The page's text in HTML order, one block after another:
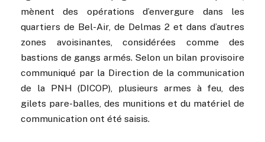
mènent des opérations d’envergure dans les
quartiers de Bel-Air, de Delmas 2 et dans d’autres
zones avoisinantes, considérées comme des
bastions de gangs armés. Selon un bilan provisoire
communiqué par la Direction de la communication
de la PNH (DICOP), plusieurs armes à feu, des
gilets pare-balles, des munitions et du matériel de
communication ont été saisis.